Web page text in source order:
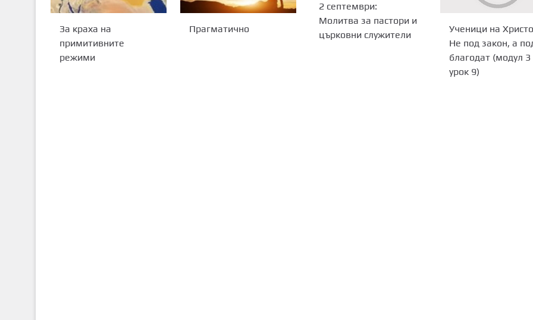
За краха на
примитивните
режими
Прагматично
2 септември:
Молитва за пастори и
църковни служители
Ученици на
Не под закон, а
благодат (модул
урок 9)